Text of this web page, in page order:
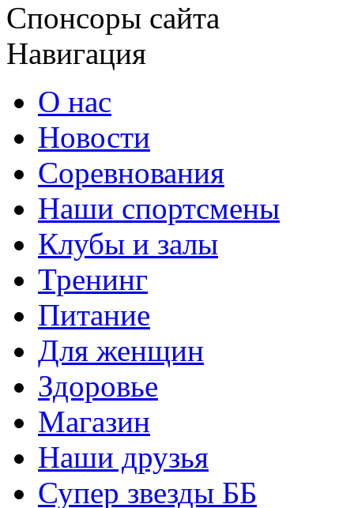
Спонсоры сайта
Навигация
О нас
Новости
Соревнования
Наши спортсмены
Клубы и залы
Тренинг
Питание
Для женщин
Здоровье
Магазин
Наши друзья
Супер звезды ББ